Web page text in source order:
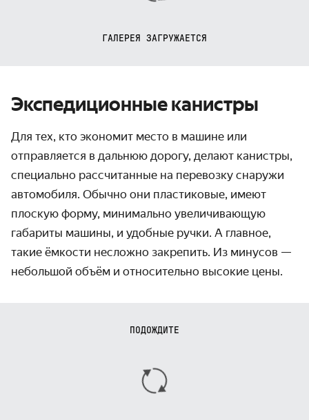
ГАЛЕРЕЯ ЗАГРУЖАЕТСЯ
Экспедиционные канистры
Для тех, кто экономит место в машине или
отправляется в дальнюю дорогу, делают канистры,
специально рассчитанные на перевозку снаружи
автомобиля. Обычно они пластиковые, имеют
плоскую форму, минимально увеличивающую
габариты машины, и удобные ручки. А главное,
такие ёмкости несложно закрепить. Из минусов —
небольшой объём и относительно высокие цены.
ПОДОЖДИТЕ